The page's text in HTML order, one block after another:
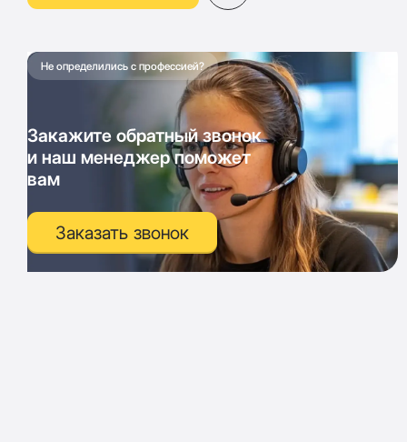
Не определились с профессией?
Закажите обратный звонок
и наш менеджер поможет
вам
Заказать звонок